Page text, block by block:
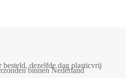
dezelfde dag plasticvrij
binnen Nederland